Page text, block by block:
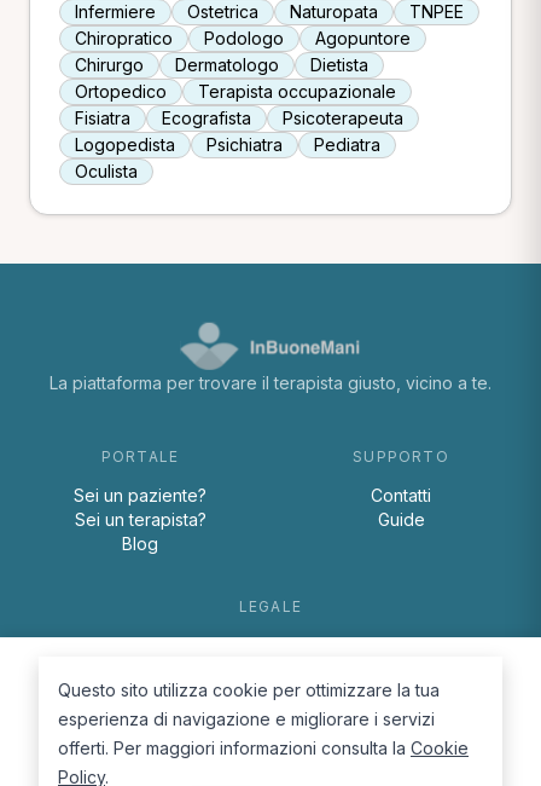
Infermiere
Ostetrica Naturopata
TNPEE
Chiropratico
Podologo
Agopuntore
Chirurgo
Dermatologo
Dietista
Ortopedico
Terapista occupazionale
Fisiatra
Ecografista
Psicoterapeuta
Logopedista
Psichiatra
Pediatra
Oculista
La piattaforma per trovare il terapista giusto, vicino a te.
PORTALE
Sei un paziente?
Sei un terapista?
Blog
SUPPORTO
Contatti
Guide
LEGALE
Cookie Policy
Questo sito utilizza cookie per ottimizzare la tua
esperienza di navigazione e migliorare i servizi
offerti. Per maggiori informazioni consulta la Cookie
Policy.